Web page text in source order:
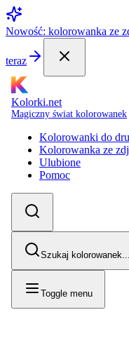
Nowość: kolorowanka ze
teraz
Kolorki.net
Magiczny świat kolorowanek
Kolorowanki do
Kolorowanka ze
Ulubione
Pomoc
Szukaj kolorowanek...
Toggle menu